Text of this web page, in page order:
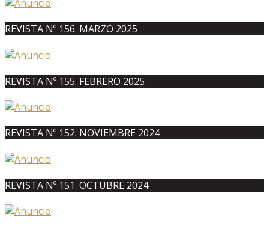
REVISTA Nº 156. MARZO 2025
REVISTA Nº 155. FEBRERO 2025
REVISTA Nº 152. NOVIEMBRE 2024
REVISTA Nº 151. OCTUBRE 2024